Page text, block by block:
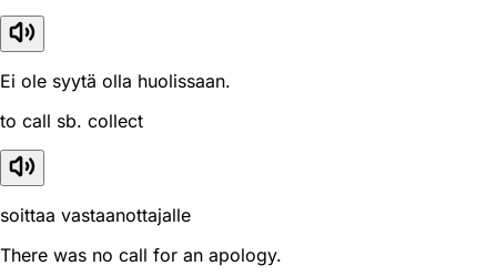
Ei ole syytä olla huolissaan.
to call sb. collect
soittaa vastaanottajalle
There was no call for an apology.